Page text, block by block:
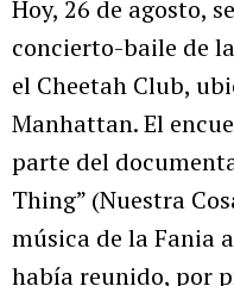
Hoy, 26 de agosto,
concierto-baile de
el Cheetah Club,
Manhattan. El
parte del
Thing” (Nuestra
música de la Fania
había reunido, por